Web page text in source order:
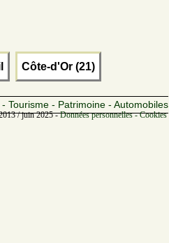
Côte-d'Or (21)
Tourisme - Patrimoine - Automobiles
/ juin 2025 -Données personnelles -